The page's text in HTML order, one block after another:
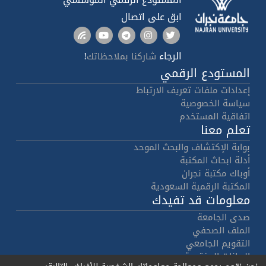
ابق على اتصال
الرجاء شاركنا بملاحظاتك!
المستودع الرقمي
إعدادات ملفات تعريف الارتباط
سياسة الخصوصية
اتفاقية المستخدم
تعلم معنا
بوابة الإكتشاف والبحث الموحد
أدلة ابحاث المكتبة
أوباك مكتبة نجران
المكتبة الرقمية السعودية
معلومات قد تفيدك
صدى الجامعة
الملف الصحفي
التقويم الجامعي
البيانات المفتوحة